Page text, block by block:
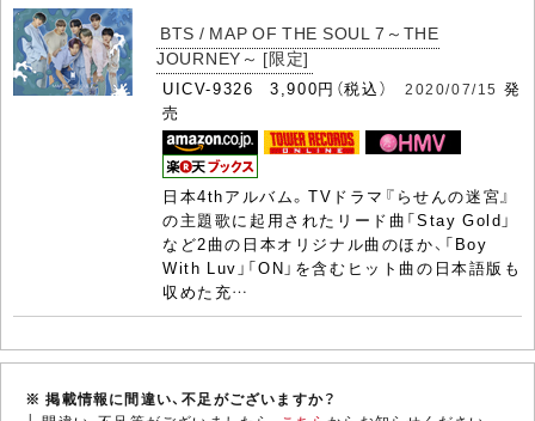
BTS / MAP OF THE SOUL 7～THE
JOURNEY～ [限定]
UICV-9326 3,900円（税込）2020/07/15 発
売
日本4thアルバム。TVドラマ『らせんの迷宮』
の主題歌に起用されたリード曲「Stay Gold」
など2曲の日本オリジナル曲のほか、「Boy
With Luv」「ON」を含むヒット曲の日本語版も
収めた充…
※ 掲載情報に間違い、不足がございますか？